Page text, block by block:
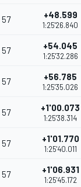
57 +48.599
1:25'26.840
57 +54.045
1:25'32.286
57 +56.785
1:25'35.026
57 +1'00.073
1:25'38.314
57 +1'01.770
1:25'40.011
57 +1'06.931
1:25'45.172